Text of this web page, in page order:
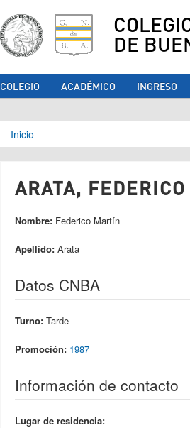
DE
COLEGIO ACADÉMICO INGRESO
Se encuentra
Inicio
ARATA,
Nombre: Federico Martín
Apellido: Arata
Datos CNBA
Turno: Tarde
Promoción: 1987
Información de contacto
Lugar de residencia: -